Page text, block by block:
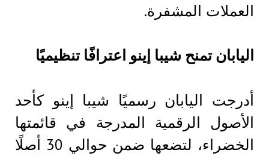
العملات المشفرة.
اليابان تمنح شيبا إينو اعترافًا تنظيميًا
أدرجت اليابان رسميًا شيبا إينو كأحد
الأصول الرقمية المدرجة في قائمتها
الخضراء، لتضعها ضمن حوالي 30 أصلًا